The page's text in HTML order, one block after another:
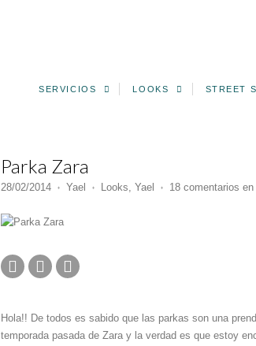
SERVICIOS LOOKS STREET
Parka Zara
28/02/2014 ♦ Yael ♦ Looks, Yael ♦ 18 comentarios en
Hola!! De todos es sabido que las parkas son una
temporada pasada de Zara y la verdad es que estoy